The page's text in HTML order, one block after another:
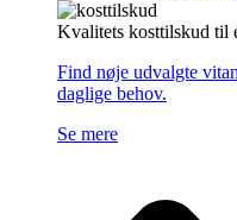
Kvalitets kosttilskud til
Find nøje udvalgte
daglige behov.
Se mere